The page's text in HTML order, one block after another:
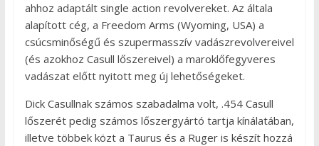
ahhoz adaptált single action revolvereket. Az általa
alapított cég, a Freedom Arms (Wyoming, USA) a
csúcsminőségű és szupermasszív vadászrevolvereivel
(és azokhoz Casull lőszereivel) a maroklőfegyveres
vadászat előtt nyitott meg új lehetőségeket.
Dick Casullnak számos szabadalma volt, .454 Casull
lőszerét pedig számos lőszergyártó tartja kínálatában,
illetve többek közt a Taurus és a Ruger is készít hozzá